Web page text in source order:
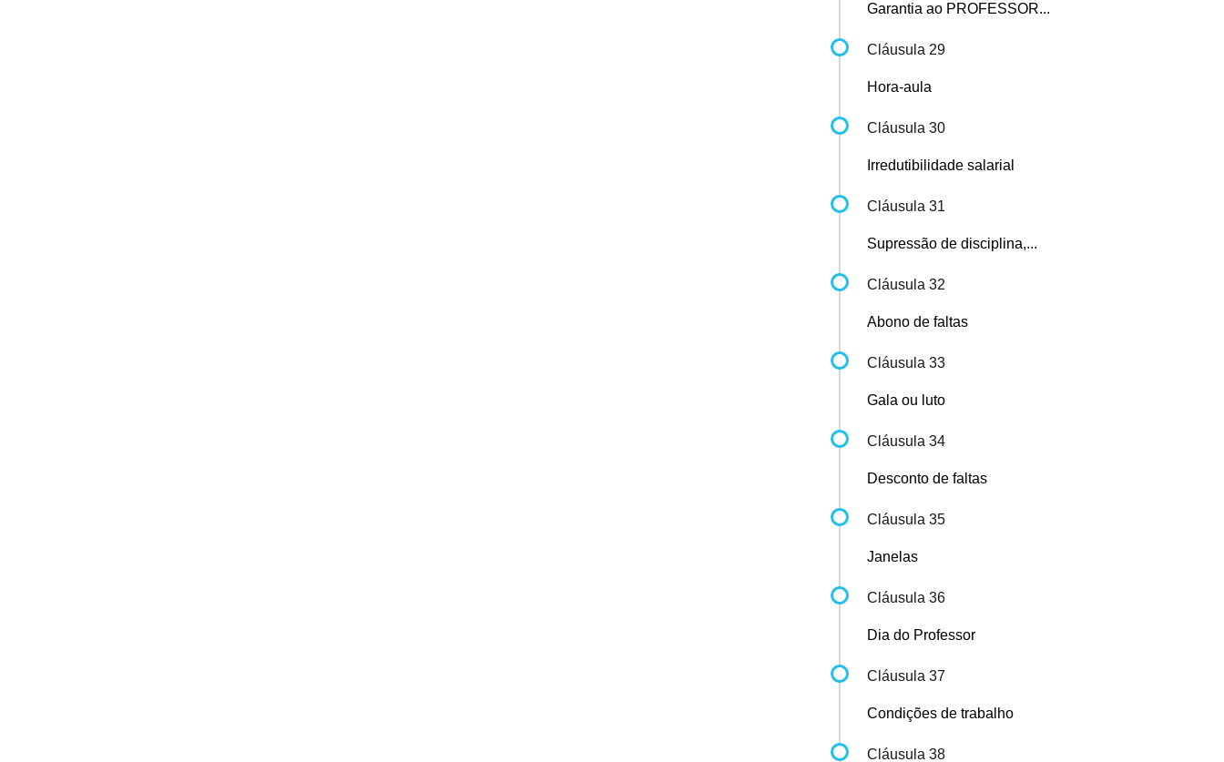
Garantia ao PROFESSOR...
Cláusula 29
Hora-aula
Cláusula 30
Irredutibilidade salarial
Cláusula 31
Supressão de disciplina,...
Cláusula 32
Abono de faltas
Cláusula 33
Gala ou luto
Cláusula 34
Desconto de faltas
Cláusula 35
Janelas
Cláusula 36
Dia do Professor
Cláusula 37
Condições de trabalho
Cláusula 38